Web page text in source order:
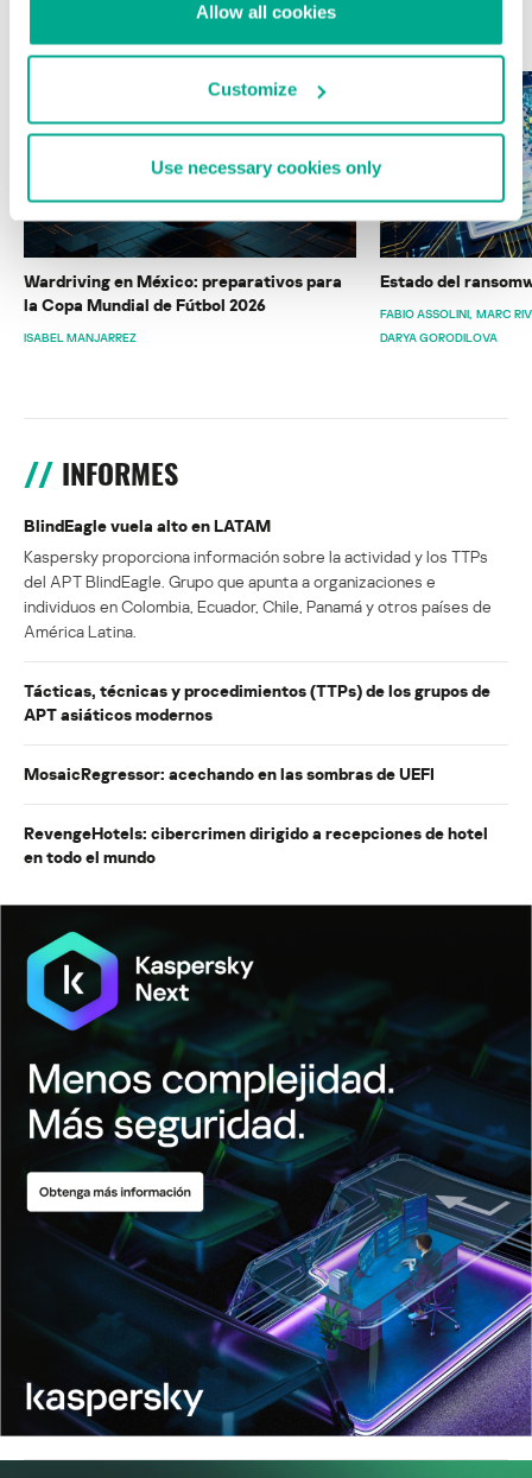
Allow all cookies
Customize
Use necessary cookies only
ÚLTIMAS PUBLICACIONES
Wardriving en México: preparativos para
la Copa Mundial de Fútbol 2026
ISABEL MANJARREZ
Estado del
FABIO ASSOLINI MARC
DARYA GORODILOVA
INFORMES
BlindEagle vuela alto en LATAM
Kaspersky proporciona información sobre la actividad y los TTPs
del APT BlindEagle. Grupo que apunta a organizaciones e
individuos en Colombia, Ecuador, Chile, Panamá y otros países de
América Latina.
Tácticas, técnicas y procedimientos (TTPs) de los grupos de
APT asiáticos modernos
MosaicRegressor: acechando en las sombras de UEFI
RevengeHotels: cibercrimen dirigido a recepciones de hotel
en todo el mundo